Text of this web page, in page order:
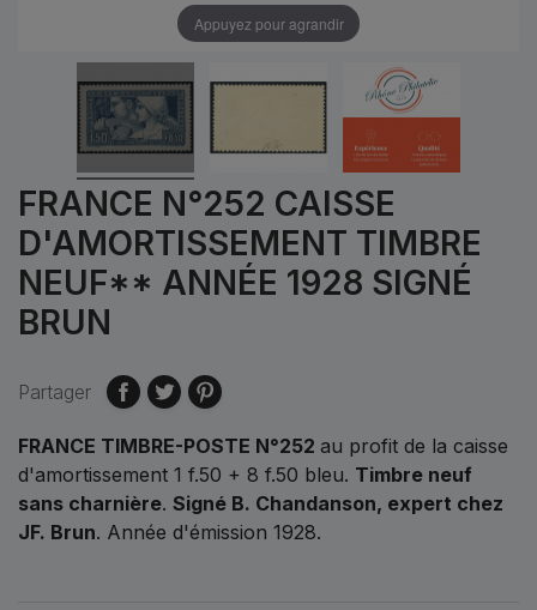
Appuyez pour agrandir
FRANCE N°252 CAISSE
D'AMORTISSEMENT TIMBRE
NEUF** ANNÉE 1928 SIGNÉ
BRUN
Partager
FRANCE TIMBRE-POSTE N°252 au profit de la caisse
d'amortissement 1 f.50 + 8 f.50 bleu. Timbre neuf
sans charnière. Signé B. Chandanson, expert chez
JF. Brun. Année d'émission 1928.